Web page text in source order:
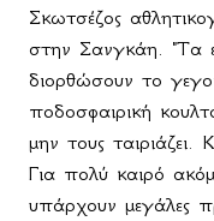
Σκωτσέζος
στην Σανγκάη. "Τα
διορθώσουν το
ποδοσφαιρική
μην τους
Για πολύ καιρό
υπάρχουν μεγάλες